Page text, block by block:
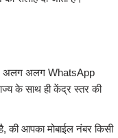
अलग अलग WhatsApp
के साथ ही केंद्र स्तर की
की आपका मोबाईल नंबर किसी